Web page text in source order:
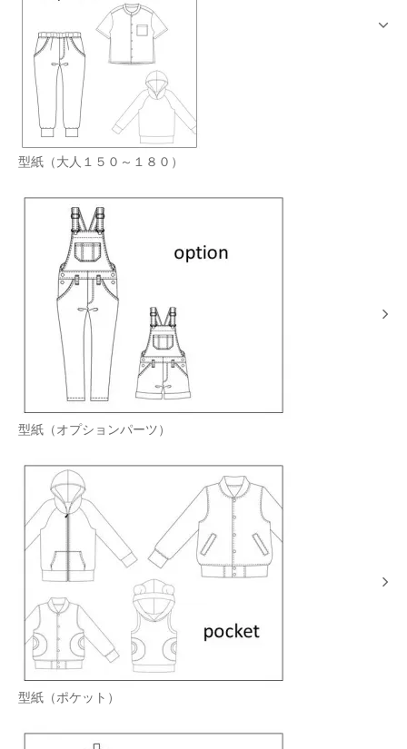
型紙（大人１５０～１８０）
型紙（オプションパーツ）
型紙（ポケット）